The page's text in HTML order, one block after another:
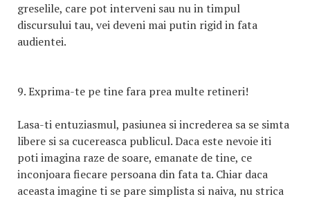
greselile, care pot interveni sau nu in timpul
discursului tau, vei deveni mai putin rigid in fata
audientei.
9. Exprima-te pe tine fara prea multe retineri!
Lasa-ti entuziasmul, pasiunea si increderea sa se simta
libere si sa cucereasca publicul. Daca este nevoie iti
poti imagina raze de soare, emanate de tine, ce
inconjoara fiecare persoana din fata ta. Chiar daca
aceasta imagine ti se pare simplista si naiva, nu strica